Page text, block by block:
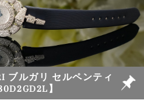
ブルガリ セルペンティ
】